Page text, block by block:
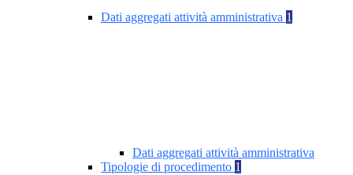
Dati aggregati attività amministrativa 1
Dati aggregati attività amministrativa
Tipologie di procedimento 1